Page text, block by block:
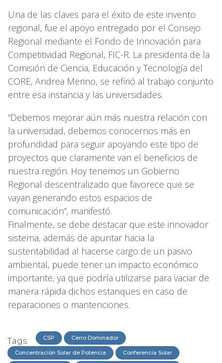
Una de las claves para el éxito de este invento
regional, fue el apoyo entregado por el Consejo
Regional mediante el Fondo de Innovación para
Competitividad Regional, FIC-R. La presidenta de la
Comisión de Ciencia, Educación y Tecnología del
CORE, Andrea Merino, se refirió al trabajo conjunto
entre esa instancia y las universidades.
“Debemos mejorar aún más nuestra relación con
la universidad, debemos conocernos más en
profundidad para seguir apoyando este tipo de
proyectos que claramente van el beneficios de
nuestra región. Hoy tenemos un Gobierno
Regional descentralizado que favorece que se
vayan generando estos espacios de
comunicación”, manifestó.
Finalmente, se debe destacar que este innovador
sistema, además de apuntar hacia la
sustentabilidad al hacerse cargo de un pasivo
ambiental, puede tener un impacto económico
importante, ya que podría utilizarse para vaciar de
manera rápida dichos estanques en caso de
reparaciones o mantenciones.
Tags: CSP Cerro Dominador
Concentración Solar de Potencia Conferencia Solar